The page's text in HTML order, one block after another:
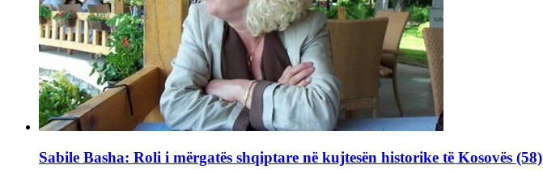
Sabile Basha: Roli i mërgatës shqiptare në kujtesën historike të Kosovës (58)